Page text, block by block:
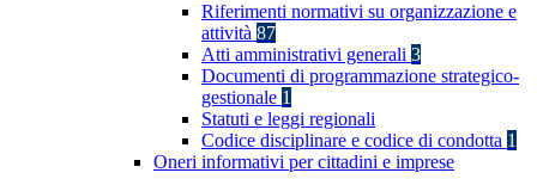
Riferimenti normativi su organizzazione e
attività 87
Atti amministrativi generali 3
Documenti di programmazione strategico-
gestionale 1
Statuti e leggi regionali
Codice disciplinare e codice di condotta 1
Oneri informativi per cittadini e imprese